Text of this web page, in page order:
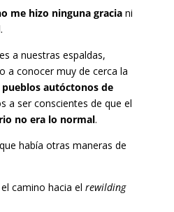
me hizo ninguna graciani
a nuestras espaldas,
a conocer muy de cerca la
pueblos autóctonos de
a ser conscientes de que el
no era lo normal.
había otras maneras de
camino hacia el rewilding